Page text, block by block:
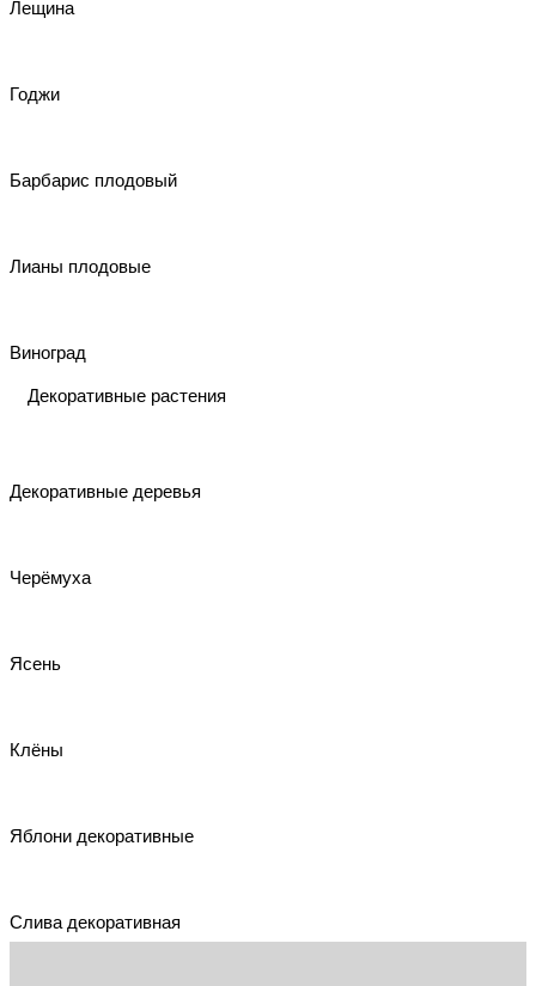
Лещина
Годжи
Барбарис плодовый
Лианы плодовые
Виноград
Декоративные растения
Декоративные деревья
Черёмуха
Ясень
Клёны
Яблони декоративные
Слива декоративная